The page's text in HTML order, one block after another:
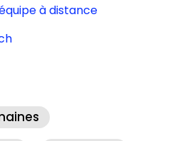
à distance